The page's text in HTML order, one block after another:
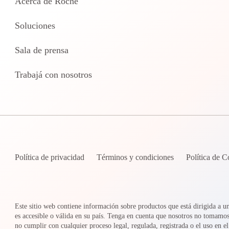
Soluciones
Sala de prensa
Trabajá con nosotros
Política de privacidad Términos y condiciones Política de
Este sitio web contiene información sobre productos que está dirigida a
es accesible o válida en su país. Tenga en cuenta que nosotros no
no cumplir con cualquier proceso legal, regulada, registrada o el uso en